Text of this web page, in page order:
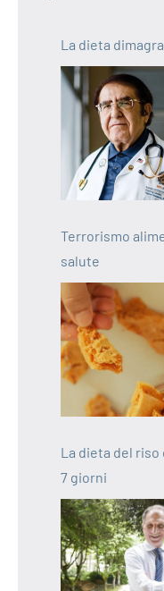
La dieta
Terrorismo
salute
La dieta del
7 giorni